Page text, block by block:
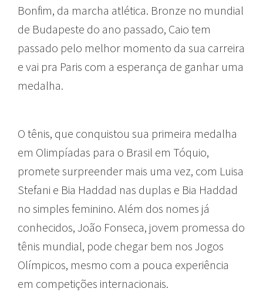
Bonfim, da marcha atlética. Bronze no mundial
de Budapeste do ano passado, Caio tem
passado pelo melhor momento da sua carreira
e vai pra Paris com a esperança de ganhar uma
medalha.
O tênis, que conquistou sua primeira medalha
em Olimpíadas para o Brasil em Tóquio,
promete surpreender mais uma vez, com Luisa
Stefani e Bia Haddad nas duplas e Bia Haddad
no simples feminino. Além dos nomes já
conhecidos, João Fonseca, jovem promessa do
tênis mundial, pode chegar bem nos Jogos
Olímpicos, mesmo com a pouca experiência
em competições internacionais.